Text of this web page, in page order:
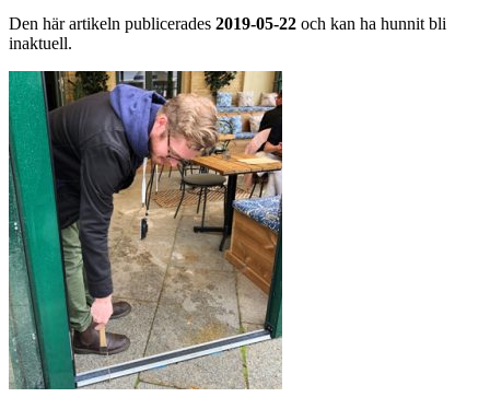
Den här artikeln publicerades 2019-05-22 och kan ha hunnit bli
inaktuell.